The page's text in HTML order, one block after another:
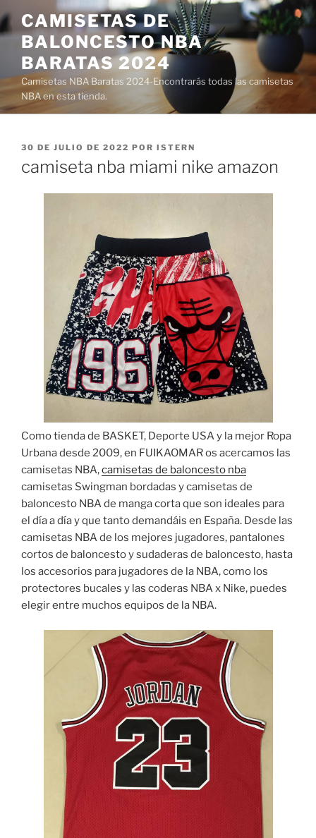
al
contenido
CAMISETAS DE
BALONCESTO NBA
BARATAS 2024
Camisetas NBA Baratas 2024-Encontrarás todas las camisetas
NBA en esta tienda.
PUBLICADO
30 DE JULIO DE 2022 POR ISTERN
camiseta nba miami nike amazon
Como tienda de BASKET, Deporte USA y la mejor Ropa
Urbana desde 2009, en FUIKAOMAR os acercamos las
camisetas NBA,camisetas de baloncesto nba
camisetas Swingman bordadas y camisetas de
baloncesto NBA de manga corta que son ideales para
el día a día y que tanto demandáis en España. Desde las
camisetas NBA de los mejores jugadores, pantalones
cortos de baloncesto y sudaderas de baloncesto, hasta
los accesorios para jugadores de la NBA, como los
protectores bucales y las coderas NBA x Nike, puedes
elegir entre muchos equipos de la NBA.